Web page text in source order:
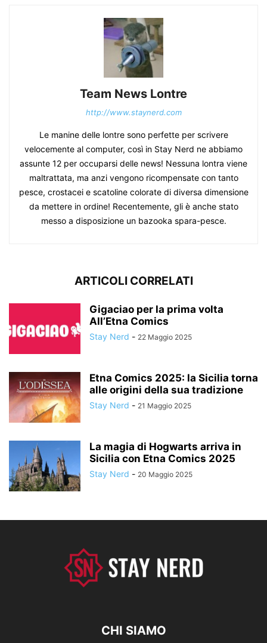
Team News Lontre
http://www.staynerd.com
Le manine delle lontre sono perfette per scrivere
velocemente al computer, così in Stay Nerd ne abbiamo
assunte 12 per occuparsi delle news! Nessuna lontra viene
maltrattata, ma anzi vengono ricompensate con tanto
pesce, crostacei e scatoline colorate di diversa dimensione
da mettere in ordine! Recentemente, gli è anche stato
messo a disposizione un bazooka spara-pesce.
ARTICOLI CORRELATI
Gigaciao per la prima volta
All’Etna Comics
Stay Nerd - 22 Maggio 2025
Etna Comics 2025: la Sicilia torna
alle origini della sua tradizione
Stay Nerd - 21 Maggio 2025
La magia di Hogwarts arriva in
Sicilia con Etna Comics 2025
Stay Nerd - 20 Maggio 2025
CHI SIAMO